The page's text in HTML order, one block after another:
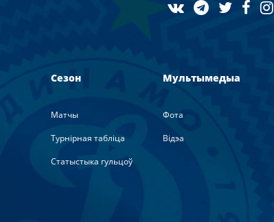
Сезон
Матчы
Турнірная табліца
Статыстыка гульцоў
Мультымедыа
Фота
Вiдэа